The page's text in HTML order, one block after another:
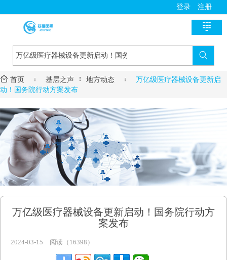
登录 注册


首页
新医讯
地方动态
用药指导
诊疗指南
医疗技术
基层风采
名院展示
药房明星
资料学习
培训课程
学术沙龙
进修学习
慢病管理
疾病筛查
服务流程
 首页  基层之声  地方动态 
万亿级医疗器械设备更新启
动！国务院行动方案发布
万亿级医疗器械设备更新启动！国务院行动方
案发布
2024-03-15 阅读（16398）